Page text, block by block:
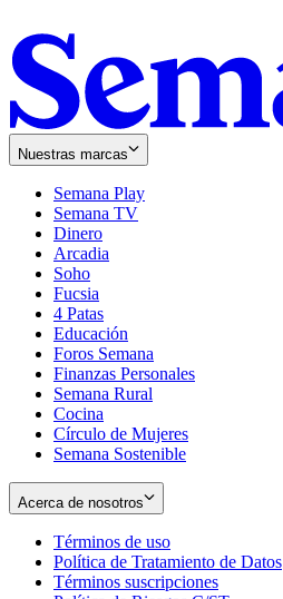
Nuestras marcas
Semana Play
Semana TV
Dinero
Arcadia
Soho
in
new
window
Fucsia
in
new
window
4 Patas
Educación
Foros Semana
Finanzas Personales
Semana Rural
Cocina
Círculo de Mujeres
Semana Sostenible
Acerca de nosotros
Términos de uso
in
new
Política de Tratamiento de Datos
Términos suscripciones